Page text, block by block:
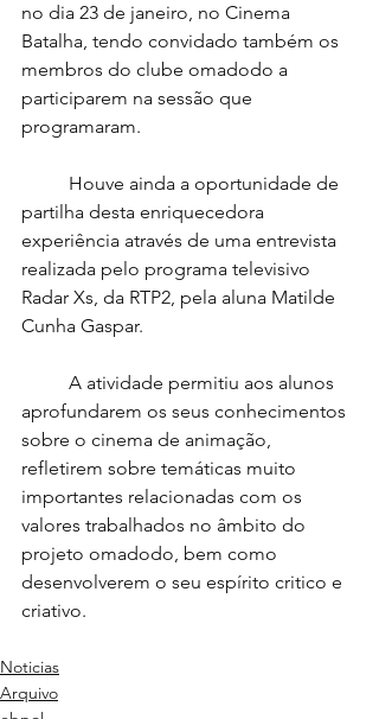
no dia 23 de janeiro, no Cinema
Batalha, tendo convidado também os
membros do clube omadodo a
participarem na sessão que
programaram.
partilha desta enriquecedora
experiência através de uma entrevista
realizada pelo programa televisivo
Radar Xs, da RTP2, pela aluna Matilde
Cunha Gaspar.
aprofundarem os seus conhecimentos
sobre o cinema de animação,
refletirem sobre temáticas muito
importantes relacionadas com os
valores trabalhados no âmbito do
projeto omadodo, bem como
desenvolverem o seu espírito critico e
criativo.
Noticias
Arquivo